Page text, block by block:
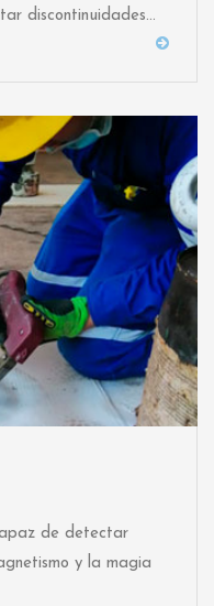
discontinuidades...
de detectar
y la magia